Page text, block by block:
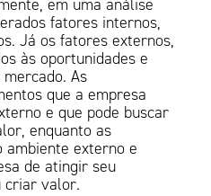
em uma análise
fatores internos,
Já os fatores externos,
às oportunidades e
As
que a empresa
e que pode buscar
enquanto as
ambiente externo e
de atingir seu
criar valor.